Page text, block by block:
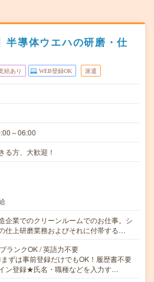
半導体ウエハの研磨・仕
給あり WEB登録OK 派遣
～06:00
る方、大歓迎！
企業でのクリーンルームでのお仕事。シ
仕上研磨業務およびそれに付帯する…
ランクOK / 英語力不要
ずは事前登録だけでもOK！履歴書不要
ン登録★氏名・職種などを入力す…